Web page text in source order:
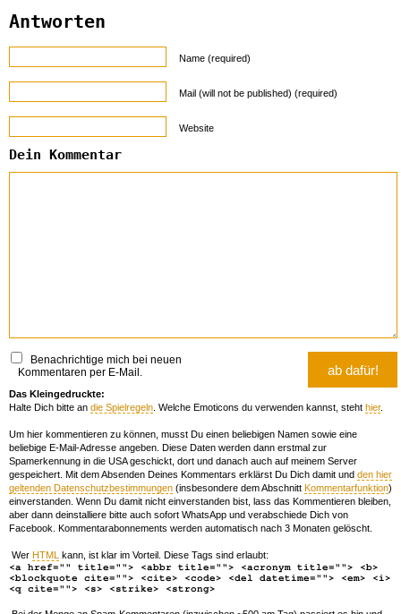
Antworten
Name (required)
Mail (will not be published) (required)
Website
Dein Kommentar
Benachrichtige mich bei neuen
Kommentaren per E-Mail.
Das Kleingedruckte:
Halte Dich bitte an die Spielregeln . Welche Emoticons du verwenden kannst, steht hier.
Um hier kommentieren zu können, musst Du einen beliebigen Namen sowie eine
beliebige E-Mail-Adresse angeben. Diese Daten werden dann erstmal zur
Spamerkennung in die USA geschickt, dort und danach auch auf meinem Server
gespeichert. Mit dem Absenden Deines Kommentars erklärst Du Dich damit und den hier
geltenden Datenschutzbestimmungen (insbesondere dem Abschnitt Kommentarfunktion)
einverstanden. Wenn Du damit nicht einverstanden bist, lass das Kommentieren bleiben,
aber dann deinstalliere bitte auch sofort WhatsApp und verabschiede Dich von
Facebook. Kommentarabonnements werden automatisch nach 3 Monaten gelöscht.
Wer HTML kann, ist klar im Vorteil. Diese Tags sind erlaubt:
<a href="" title=""> <abbr title=""> <acronym title=""> <b>
<blockquote cite=""> <cite> <code> <del datetime=""> <em> <i>
<q cite=""> <s> <strike> <strong>